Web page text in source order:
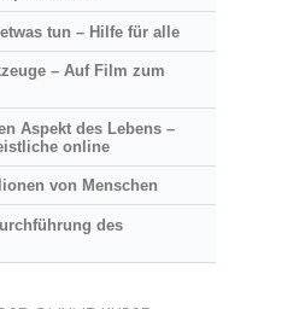
tun – Hilfe für alle
– Auf Film zum
Aspekt des Lebens –
online
von Menschen
des